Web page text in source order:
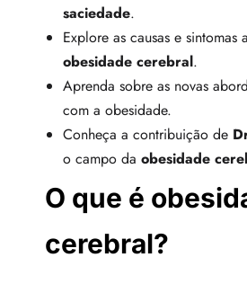
saciedade.
Explore as causas e sintomas
obesidade cerebral.
Aprenda sobre as novas
com a obesidade.
Conheça a contribuição de
o campo da obesidade
O que é
cerebral?